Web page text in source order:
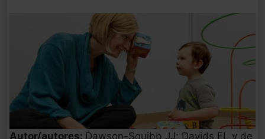
Autor/autores: Dawson-Squibb JJ; Davids EL y de